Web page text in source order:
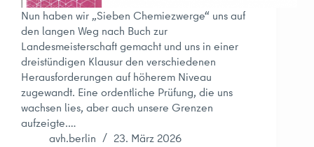
Nun haben wir „Sieben Chemiezwerge“ uns auf
den langen Weg nach Buch zur
Landesmeisterschaft gemacht und uns in einer
dreistündigen Klausur den verschiedenen
Herausforderungen auf höherem Niveau
zugewandt. Eine ordentliche Prüfung, die uns
wachsen lies, aber auch unsere Grenzen
aufzeigte.…
avh.berlin
23. März 2026